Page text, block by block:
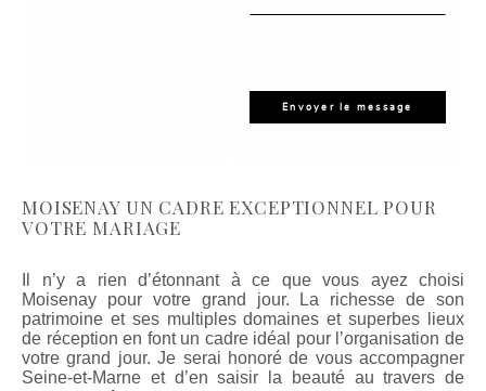
MOISENAY UN CADRE EXCEPTIONNEL POUR
VOTRE MARIAGE
Il n’y a rien d’étonnant à ce que vous ayez choisi
Moisenay pour votre grand jour. La richesse de son
patrimoine et ses multiples domaines et superbes lieux
de réception en font un cadre idéal pour l’organisation de
votre grand jour. Je serai honoré de vous accompagner
Seine-et-Marne et d’en saisir la beauté au travers de